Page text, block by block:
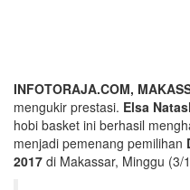
INFOTORAJA.COM,
mengukir prestasi. Elsa
hobi basket ini berhasil
menjadi pemenang pemilihan
2017 di Makassar, Minggu (3/